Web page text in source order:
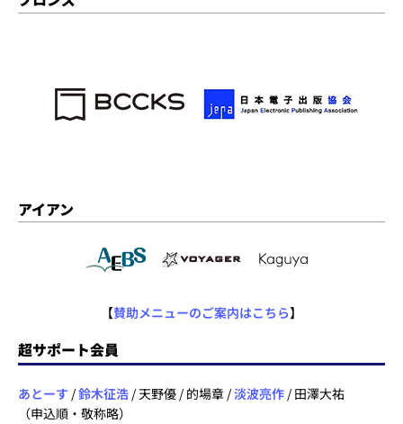
アイアン
【賛助メニューのご案内はこちら】
超サポート会員
あとーす /鈴木征浩 / 天野優 / 的場章 /淡波亮作 / 田澤大祐
（申込順・敬称略）